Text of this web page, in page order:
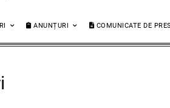
ANUNȚURI COMUNICATE DE